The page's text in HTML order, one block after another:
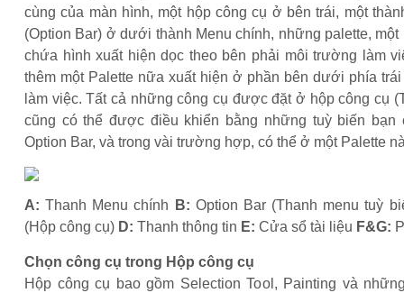
cùng của màn hình, một hộp công cụ ở bên trái, một
(Option Bar) ở dưới thành Menu chính, những palette,
chứa hình xuất hiện dọc theo bên phải môi trường làm
thêm một Palette nữa xuất hiện ở phần bên dưới phía
làm việc. Tất cả những công cụ được đặt ở hộp công cụ
cũng có thể được điều khiển bằng những tuỳ biến bạn
Option Bar, và trong vài trường hợp, có thể ở một Palette
A: Thanh Menu chính B: Option Bar (Thanh menu tuỳ
(Hộp công cụ) D: Thanh thông tin E: Cửa sổ tài liệu F&G:
Chọn công cụ trong Hộp công cụ
Hộp công cụ bao gồm Selection Tool, Painting và